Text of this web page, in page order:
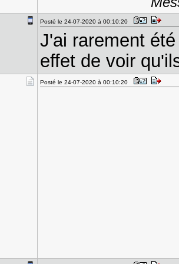
Posté le 24-07-2020 à 00:10:20
J'ai rarement
effet de voir
Posté le 24-07-2020 à 00:10:20